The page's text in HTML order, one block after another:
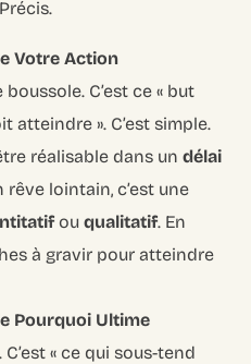
Votre Action
C’est ce « but
atteindre ». C’est simple.
réalisable dans undélai
rêve lointain, c’est une
ouqualitatif. En
à gravir pour atteindre
Pourquoi Ultime
« ce qui sous-tend